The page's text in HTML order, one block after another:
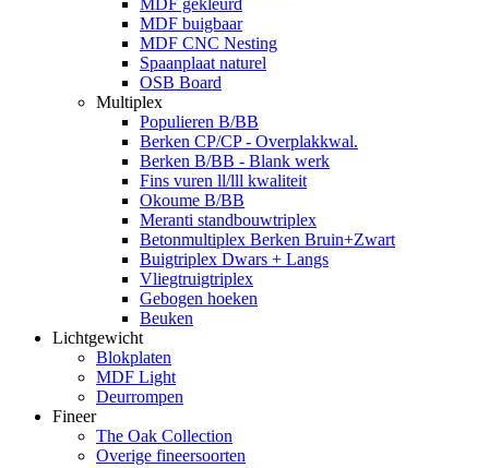
MDF gekleurd
MDF buigbaar
MDF CNC Nesting
Spaanplaat naturel
OSB Board
Multiplex
Populieren B/BB
Berken CP/CP - Overplakkwal.
Berken B/BB - Blank werk
Fins vuren ll/lll kwaliteit
Okoume B/BB
Meranti standbouwtriplex
Betonmultiplex Berken Bruin+Zwart
Buigtriplex Dwars + Langs
Vliegtruigtriplex
Gebogen hoeken
Beuken
Lichtgewicht
Blokplaten
MDF Light
Deurrompen
Fineer
The Oak Collection
Overige fineersoorten